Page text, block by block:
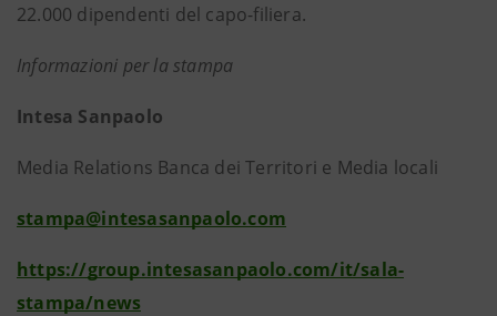
22.000 dipendenti del capo-filiera.
Informazioni per la stampa
Intesa Sanpaolo
Media Relations Banca dei Territori e Media locali
stampa@intesasanpaolo.com
https://group.intesasanpaolo.com/it/sala-
stampa/news